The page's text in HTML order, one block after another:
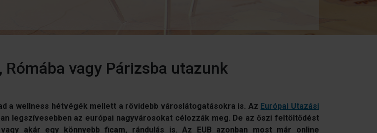
vagy Párizsba utazunk
a wellness hétvégék mellett a rövidebb városlátogatásokra is. Az Európai Utazási
legszívesebben az európai nagyvárosokat célozzák meg. De az őszi feltöltődést
akár egy könnyebb ficam, rándulás is. Az EUB azonban most már online